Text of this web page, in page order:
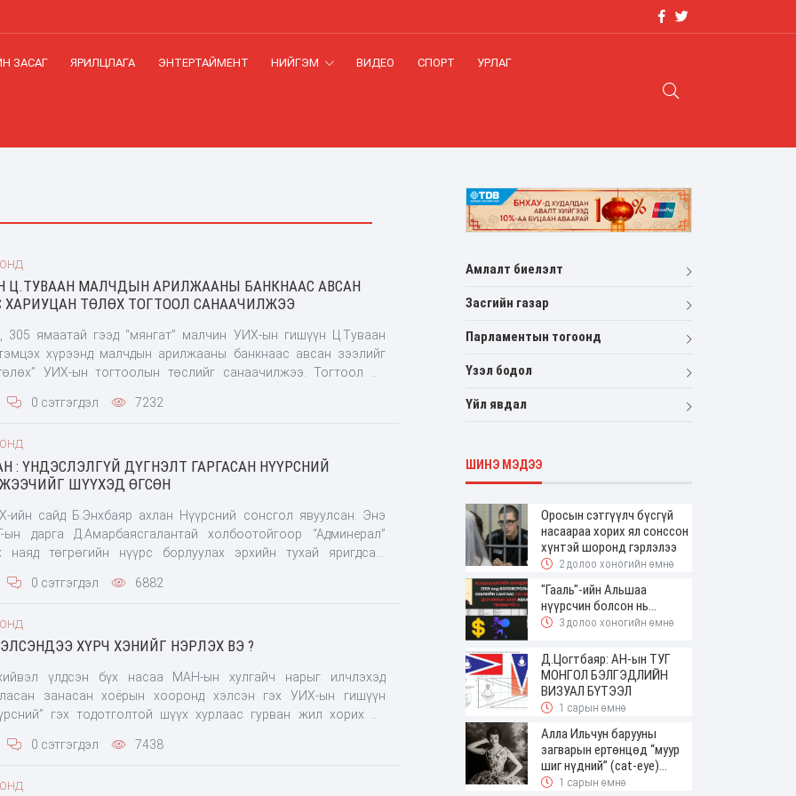
ЗАСАГ ЯРИЛЦЛАГА ЭНТЕРТАЙМЕНТ НИЙГЭМ ВИДЕО СПОРТ УРЛАГ
Ц.ТУВААН МАЛЧДЫН АРИЛЖААНЫ БАНКНААС АВСАН
ХАРИУЦАН ТӨЛӨХ ТОГТООЛ САНААЧИЛЖЭЭ
305 ямаатай гээд “мянгат” малчин УИХ-ын гишүүн Ц.Туваан
хүрээнд малчдын арилжааны банкнаас авсан зээлийг
УИХ-ын тогтоолын төслийг санаачилжээ. Тогтоол нь
амин “сүнс” нь малчин иргэдийн арилжааны банкнаас авсан
0 сэтгэгдэл 7232
: ҮНДЭСЛЭЛГҮЙ ДҮГНЭЛТ ГАРГАСАН НҮҮРСНИЙ
ШҮҮХЭД ӨГСӨН
ийн сайд Б.Энхбаяр ахлан Нүүрсний сонсгол явуулсан. Энэ
дарга Д.Амарбаясгалантай холбоотойгоор “Админерал”
нүүрс борлуулах эрхийн тухай яригдсан.
Үүнтэй холбоогоор ЗГХЭГ-ын дарга Д.Амарбаясгалан нь
Би болоод миний гэр бүл уул уурхай болон борлуулалтын
Өмнө нь би энэ талаар хэлж байсан. Гүтгэлгийн
даргаар
0 сэтгэгдэл 6882
ХҮРЧ ХЭНИЙГ НЭРЛЭХ ВЭ ?
үлдсэн бүх насаа МАН-ын хулгайч нарыг илчлэхэд
занасан хоёрын хооронд хэлсэн гэх УИХ-ын гишүүн
гэх тодотголтой шүүх хурлаас гурван жил хорих ял
нь хураах шийдвэр гаргав. Экс гишүүнтэй хамт Б.Ганхуяг,
П.Бадамханд, Б.Эрдэнэбаяр нарын 11 хүнийг албан
0 сэтгэгдэл 7438
Амлалт биелэлт
Засгийн газар
Парламентын тогоонд
Үзэл бодол
Үйл явдал
ШИНЭ МЭДЭЭ
Оросын сэтгүүлч бүсгүй
насаараа хорих ял сонссон
хүнтэй шоронд гэрлэлээ
2 долоо хоногийн өмнө
"Гааль"-ийн Альшаа
нүүрсчин болсон нь...
3 долоо хоногийн өмнө
Д.Цогтбаяр: АН-ын ТУГ
МОНГОЛ БЭЛГЭДЛИЙН
ВИЗУАЛ БҮТЭЭЛ
1 сарын өмнө
Алла Ильчун барууны
загварын ертөнцөд “муур
шиг нүдний” (cat-eye)
будалтын трендийг оруулж
1 сарын өмнө